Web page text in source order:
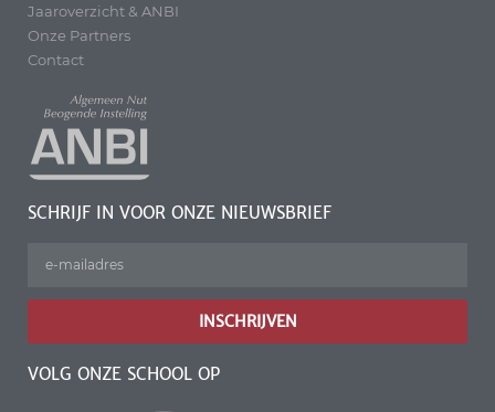
Jaaroverzicht & ANBI
Onze Partners
Contact
SCHRIJF IN VOOR ONZE NIEUWSBRIEF
INSCHRIJVEN
VOLG ONZE SCHOOL OP